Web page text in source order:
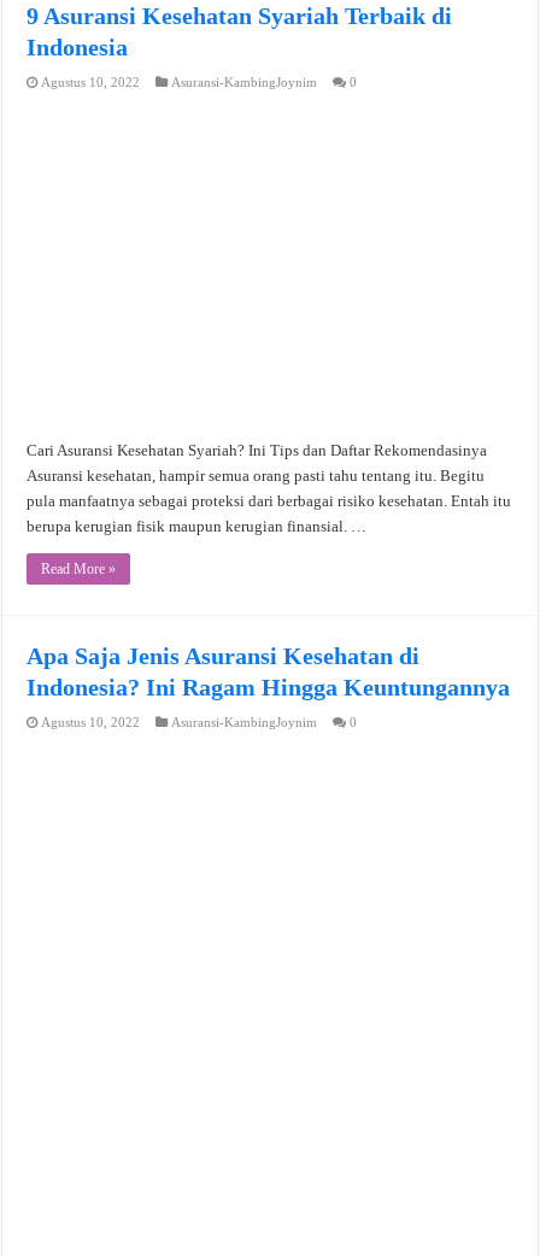
9 Asuransi Kesehatan Syariah Terbaik di
Indonesia
Agustus 10, 2022 Asuransi-KambingJoynim 0
Cari Asuransi Kesehatan Syariah? Ini Tips dan Daftar Rekomendasinya
Asuransi kesehatan, hampir semua orang pasti tahu tentang itu. Begitu
pula manfaatnya sebagai proteksi dari berbagai risiko kesehatan. Entah itu
berupa kerugian fisik maupun kerugian finansial. …
Read More »
Apa Saja Jenis Asuransi Kesehatan di
Indonesia? Ini Ragam Hingga Keuntungannya
Agustus 10, 2022 Asuransi-KambingJoynim 0